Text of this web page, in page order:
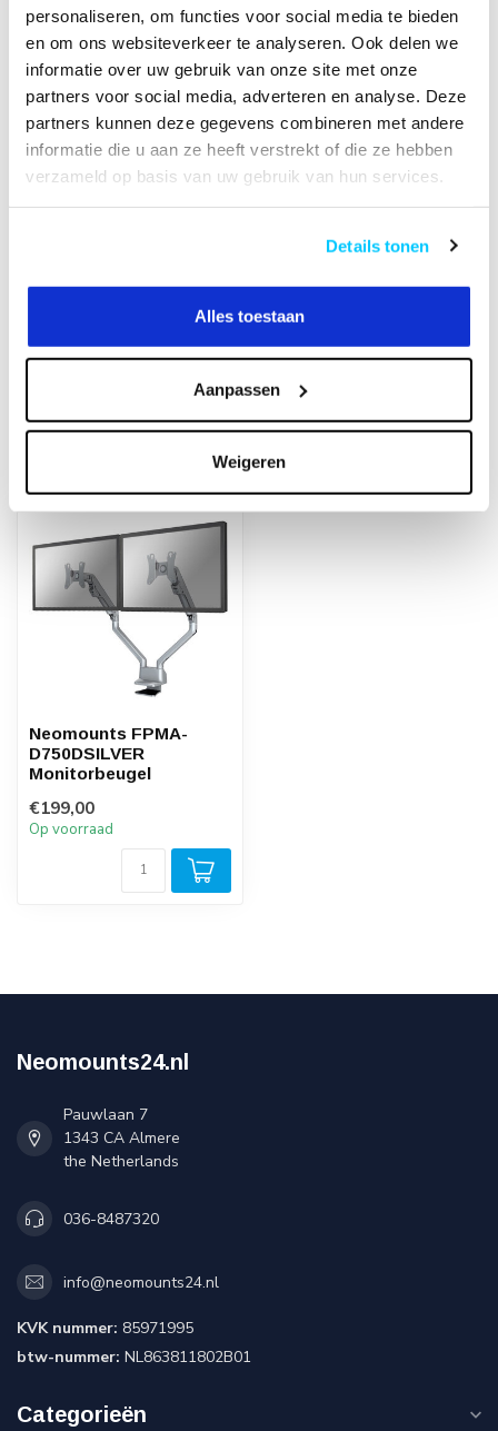
personaliseren, om functies voor social media te bieden
en om ons websiteverkeer te analyseren. Ook delen we
informatie over uw gebruik van onze site met onze
partners voor social media, adverteren en analyse. Deze
partners kunnen deze gegevens combineren met andere
informatie die u aan ze heeft verstrekt of die ze hebben
verzameld op basis van uw gebruik van hun services.
Details tonen
Alles toestaan
Aanpassen
Weigeren
Productomschrijving
Specificaties
Reviews
Of heeft u hulp nodig bij het bestellen? Neem
contact op met onze klantenservicee
info@neomounts24.nlof+31 368487320. We
helpen u graag !
Neomounts FPMA-
D750DSILVER
Monitorbeugel
€199,00
Op voorraad
Neomounts24.nl
Pauwlaan 7
1343 CA Almere
the Netherlands
036-8487320
info@neomounts24.nl
KVK nummer: 85971995
btw-nummer: NL863811802B01
Categorieën